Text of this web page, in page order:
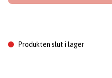
Produkten slut i lager